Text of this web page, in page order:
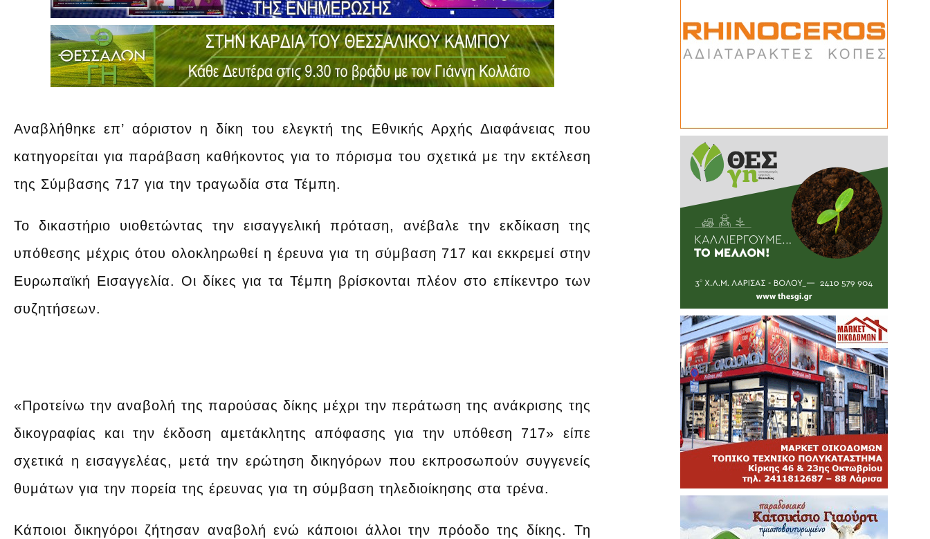
Αναβλήθηκε επ’ αόριστον η δίκη του ελεγκτή της Εθνικής Αρχής Διαφάνειας που
κατηγορείται για παράβαση καθήκοντος για το πόρισμα του σχετικά με την εκτέλεση
της Σύμβασης 717 για την τραγωδία στα Τέμπη.
Το δικαστήριο υιοθετώντας την εισαγγελική πρόταση, ανέβαλε την εκδίκαση της
υπόθεσης μέχρις ότου ολοκληρωθεί η έρευνα για τη σύμβαση 717 και εκκρεμεί στην
Ευρωπαϊκή Εισαγγελία. Οι δίκες για τα Τέμπη βρίσκονται πλέον στο επίκεντρο των
συζητήσεων.
«Προτείνω την αναβολή της παρούσας δίκης μέχρι την περάτωση της ανάκρισης της
δικογραφίας και την έκδοση αμετάκλητης απόφασης για την υπόθεση 717» είπε
σχετικά η εισαγγελέας, μετά την ερώτηση δικηγόρων που εκπροσωπούν συγγενείς
θυμάτων για την πορεία της έρευνας για τη σύμβαση τηλεδιοίκησης στα τρένα.
Κάποιοι δικηγόροι ζήτησαν αναβολή ενώ κάποιοι άλλοι την πρόοδο της δίκης. Τη